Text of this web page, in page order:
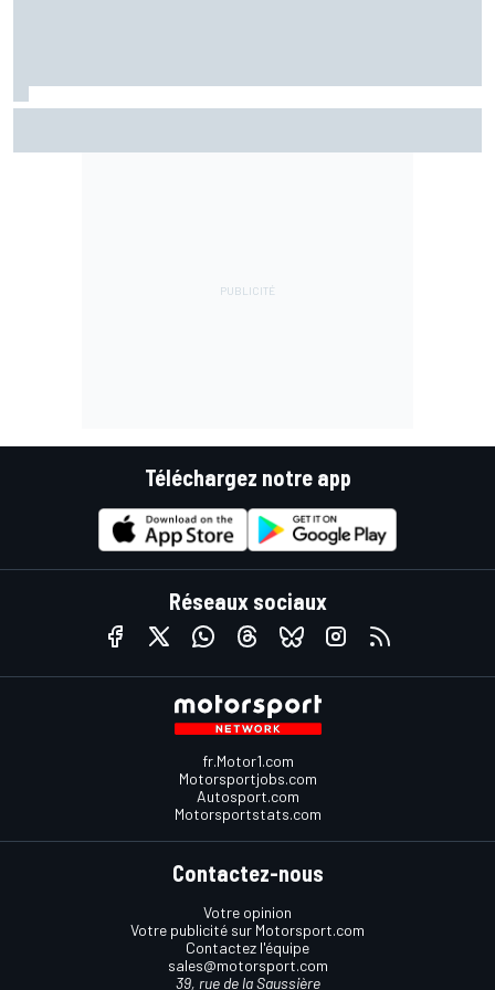
Téléchargez notre app
Réseaux sociaux
fr.Motor1.com
Motorsportjobs.com
Autosport.com
Motorsportstats.com
Contactez-nous
Votre opinion
Votre publicité sur Motorsport.com
Contactez l'équipe
sales@motorsport.com
39, rue de la Saussière